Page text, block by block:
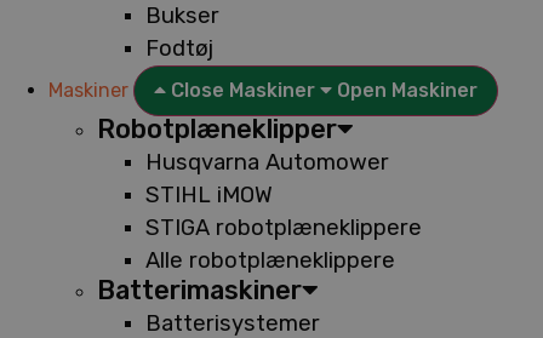
Bukser
Fodtøj
Maskiner Close Maskiner Open Maskiner
Robotplæneklipper
Husqvarna Automower
STIHL iMOW
STIGA robotplæneklippere
Alle robotplæneklippere
Batterimaskiner
Batterisystemer